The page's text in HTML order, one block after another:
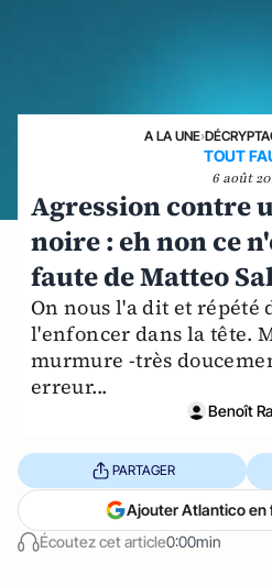
A LA UNE›
TOUT
6 août
Agression contre
noire : eh non ce
faute de Matteo
On nous l'a dit et répété
l'enfoncer dans la tête.
murmure -très
erreur...
Benoît
Écoutez cet article0:00min
PARTAGER
Ajouter Atlantico en